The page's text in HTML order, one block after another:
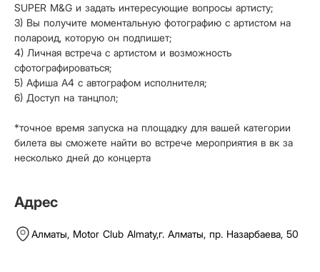
SUPER M&G и задать интересующие вопросы артисту;
3) Вы получите моментальную фотографию с артистом на
полароид, которую он подпишет;
4) Личная встреча с артистом и возможность
сфотографироваться;
5) Афиша А4 с автографом исполнителя;
6) Доступ на танцпол;
*точное время запуска на площадку для вашей категории
билета вы сможете найти во встрече мероприятия в вк за
несколько дней до концерта
Адрес
Алматы, Motor Club Almaty,г. Алматы, пр. Назарбаева, 50